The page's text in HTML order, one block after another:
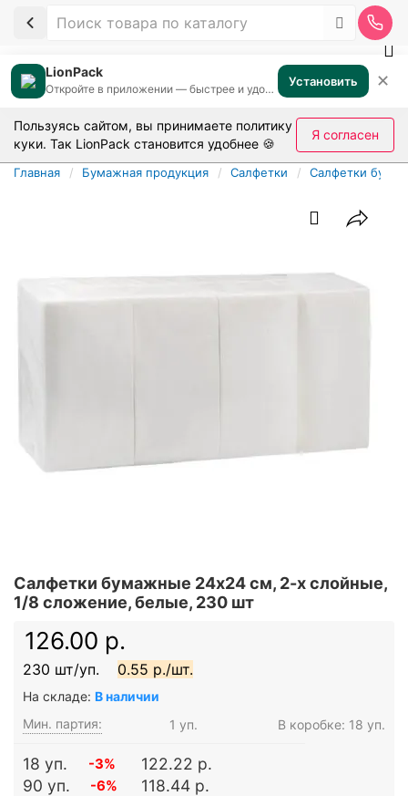
LionPack
Откройте в приложении — быстрее и удобнее Установить ✕
Пользуясь сайтом, вы принимаете политику
куки. Так LionPack становится удобнее 🍪
Я согласен
Главная Бумажная продукция Салфетки Салфетки
Салфетки бумажные 24x24 см, 2-х слойные,
1/8 сложение, белые, 230 шт
126.00 р.
230 шт/уп. 0.55 р./шт.
На складе: В наличии
Мин. партия:
1 уп. В коробке: 18 уп.
18 уп. -3%
122.22 р.
90 уп.
-6%
118.44 р.